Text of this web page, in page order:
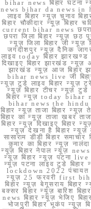
bihar news बिहार घटना
news bihar da news in
लाइव बिहार न्यूज़ चुनाव
बिहार चौकीदार न्यूज़ बिहार
current bihar news
छपरा जिला बिहार न्यूज़ छठ
न्यूज़ जिला बिहार जी न्यूज़
जगदीशपुर न्यूज़ दैनिक
लाइव today बिहार
दिखाइए बिहार झारखंड
झारखंड न्यूज़ आज बिहार
bihar news live जी
न्यूज़ टुडे लाइव बिहार न्यूज़
न्यूज़ बिहार टीचर न्यूज़
बिहार न्यूज़ today bihar
bihar news the hindu
बिहार न्यूज़ ताजा बिहार
बिहार का न्यूज़ ताजा खबर
बिहार न्यूज़ दिखाइए बिहार
न्यूज़ देखना है बिहार न्यूज़
सासाराम डीडी बिहार
कुमार का बिहार न्यूज़ नालंदा
न्यूज़ बिहार नेपाल न्यूज़
न्यूज़ बिहार न्यूज़ पटना live
न्यूज़ पटना लाइव टुडे बिहार
lockdown 2022 पंचायत
न्यूज़ 25 फरवरी first
बिहार न्यूज़ बेगूसराय बिहार
बक्सर बिहार न्यूज़ बारिश
news बिहार न्यूज़ भेजिए
भोजपुरी बिहार भूकंप न्यूज़